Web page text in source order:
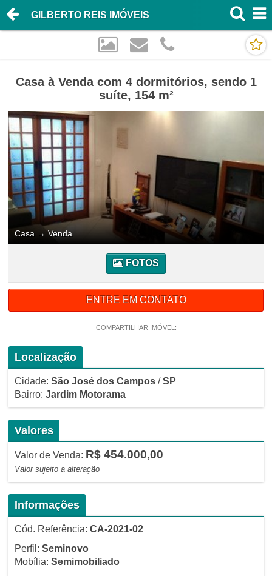
GILBERTO REIS IMÓVEIS
Casa à Venda com 4 dormitórios, sendo 1
suíte, 154 m²
Casa →Venda
FOTOS
ENTRE EM CONTATO
COMPARTILHAR IMÓVEL:
Localização
Cidade: São José dos Campos/SP
Bairro: Jardim Motorama
Valores
Valor de Venda: R$ 454.000,00
Valor sujeito a alteração
Informações
Cód. Referência: CA-2021-02
Perfil: Seminovo
Mobília: Semimobiliado